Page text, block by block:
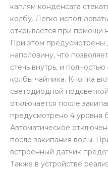
каплям конденсата
колбу. Легко
открывается при помощи
При этом
наполовину, что
стечь внутрь, и
колбы чайника. Кнопка
светодиодной
отключается после
предусмотрено 4 уровня
Автоматическое
после закипания воды.
встроенный датчик
Также в устройстве